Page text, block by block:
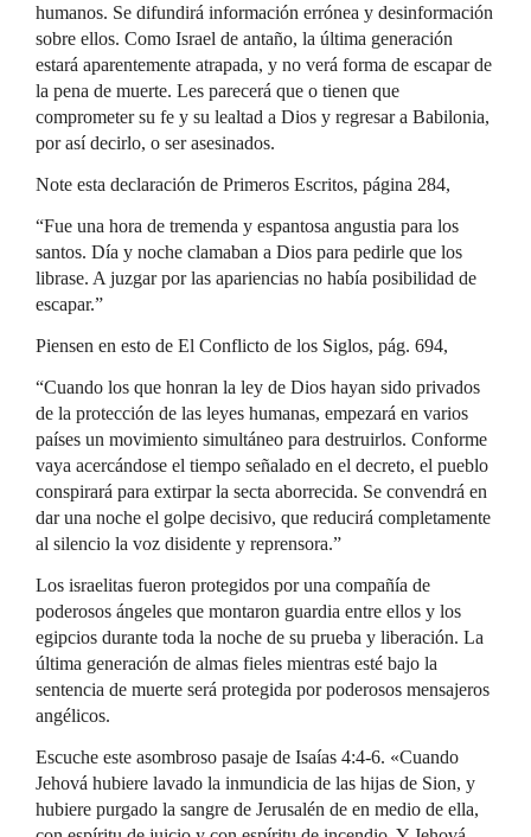
humanos. Se difundirá información errónea y desinformación
sobre ellos. Como Israel de antaño, la última generación
estará aparentemente atrapada, y no verá forma de escapar de
la pena de muerte. Les parecerá que o tienen que
comprometer su fe y su lealtad a Dios y regresar a Babilonia,
por así decirlo, o ser asesinados.
Note esta declaración de Primeros Escritos, página 284,
“Fue una hora de tremenda y espantosa angustia para los
santos. Día y noche clamaban a Dios para pedirle que los
librase. A juzgar por las apariencias no había posibilidad de
escapar.”
Piensen en esto de El Conflicto de los Siglos, pág. 694,
“Cuando los que honran la ley de Dios hayan sido privados
de la protección de las leyes humanas, empezará en varios
países un movimiento simultáneo para destruirlos. Conforme
vaya acercándose el tiempo señalado en el decreto, el pueblo
conspirará para extirpar la secta aborrecida. Se convendrá en
dar una noche el golpe decisivo, que reducirá completamente
al silencio la voz disidente y reprensora.”
Los israelitas fueron protegidos por una compañía de
poderosos ángeles que montaron guardia entre ellos y los
egipcios durante toda la noche de su prueba y liberación. La
última generación de almas fieles mientras esté bajo la
sentencia de muerte será protegida por poderosos mensajeros
angélicos.
Escuche este asombroso pasaje de Isaías 4:4-6. «Cuando
Jehová hubiere lavado la inmundicia de las hijas de Sion, y
hubiere purgado la sangre de Jerusalén de en medio de ella,